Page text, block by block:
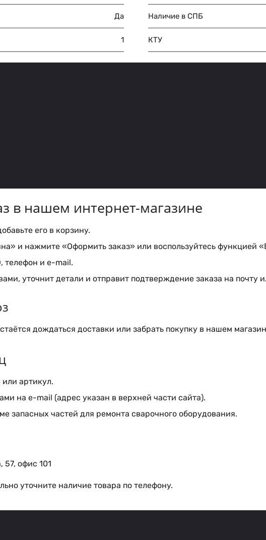
Да Наличие в СПБ
1 КТУ
в нашем интернет-магазине
его в корзину.
и нажмите «Оформить заказ» или воспользуйтесь функцией
и e-mail.
уточнит детали и отправит подтверждение заказа на почту
дождаться доставки или забрать покупку в нашем
артикул.
на e-mail (адрес указан в верхней части сайта).
запасных частей для ремонта сварочного оборудования.
57, офис 101
уточните наличие товара по телефону.